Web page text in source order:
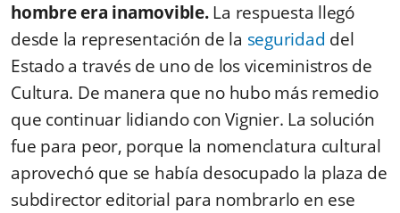
hombre era inamovible.La respuesta llegó
desde la representación de la seguridad del
Estado a través de uno de los viceministros de
Cultura. De manera que no hubo más remedio
que continuar lidiando con Vignier. La solución
fue para peor, porque la nomenclatura cultural
aprovechó que se había desocupado la plaza de
subdirector editorial para nombrarlo en ese